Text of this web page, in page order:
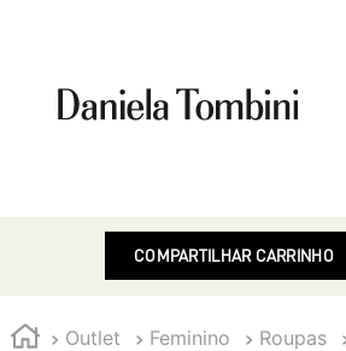
COMPARTILHAR CARRINHO
Outlet Feminino Roupas